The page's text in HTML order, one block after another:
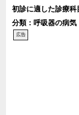
初診に適した診療科
分類：呼吸器の病
広告